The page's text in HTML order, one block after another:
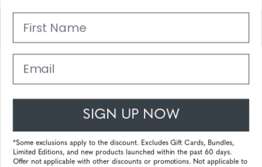
Support
Powered byTecframe ERP
First Name
Email
SIGN UP NOW
*Some exclusions apply to the discount. Excludes Gift Cards, Bundles,
Limited Editions, and new products launched within the past 60 days.
Offer not applicable with other discounts or promotions. Not applicable to